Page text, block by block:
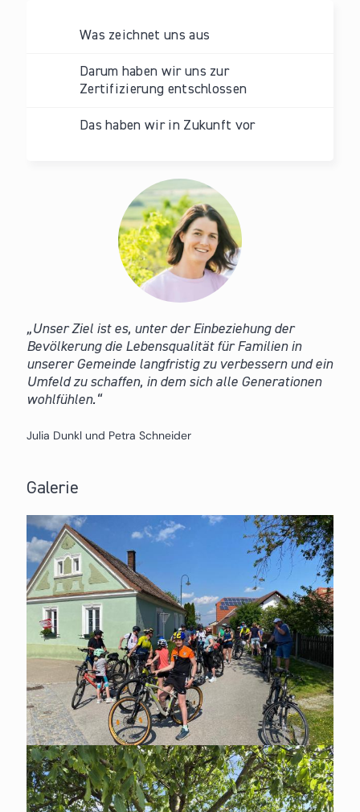
Was zeichnet uns aus
Darum haben wir uns zur
Zertifizierung entschlossen
Das haben wir in Zukunft vor
Unser Ziel ist es, unter der Einbeziehung der
Bevölkerung die Lebensqualität für Familien in
unserer Gemeinde langfristig zu verbessern und ein
Umfeld zu schaffen, in dem sich alle Generationen
wohlfühlen.
Julia Dunkl und Petra Schneider
Galerie